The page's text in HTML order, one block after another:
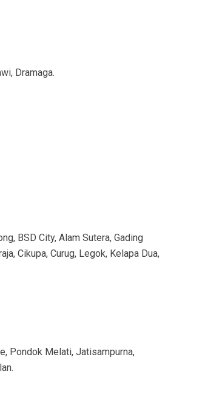
Dramaga.
BSD City, Alam Sutera, Gading
Cikupa, Curug, Legok, Kelapa Dua,
Pondok Melati, Jatisampurna,